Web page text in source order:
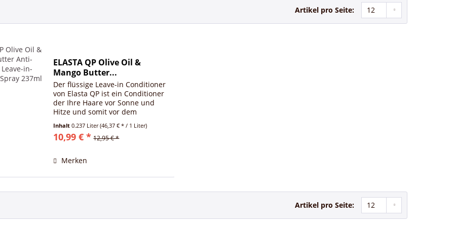
Artikel pro Seite:
ELASTA QP Olive Oil &
Mango Butter...
Der flüssige Leave-in Conditioner
von Elasta QP ist ein Conditioner
der Ihre Haare vor Sonne und
Hitze und somit vor dem
Nährstoffe und Inhltstoffe, die
Ihren Haare Kraft geben und
Inhalt0.237 Liter(46,37 € * / 1 Liter)
10,99 € * 12,95 € *
Merken
Artikel pro Seite: